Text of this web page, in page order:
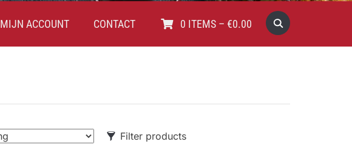
MIJN ACCOUNT CONTACT 0 ITEMS – €0.00
Filter products